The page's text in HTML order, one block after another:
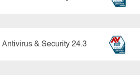
Antivirus & Security 24.3